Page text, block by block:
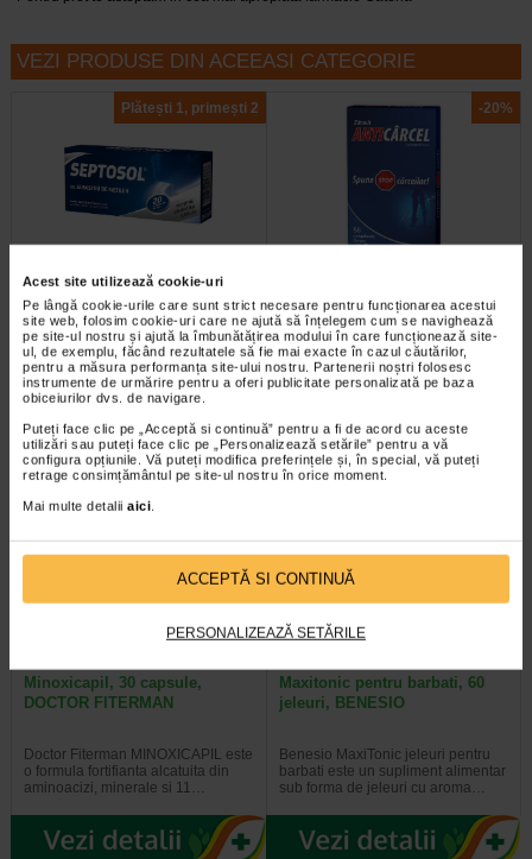
Acest site utilizează cookie-uri
Pe lângă cookie-urile care sunt strict necesare pentru funcționarea acestui
site web, folosim cookie-uri care ne ajută să înțelegem cum se navighează
pe site-ul nostru și ajută la îmbunătățirea modului în care funcționează site-
ul, de exemplu, făcând rezultatele să fie mai exacte în cazul căutărilor,
pentru a măsura performanța site-ului nostru. Partenerii noștri folosesc
instrumente de urmărire pentru a oferi publicitate personalizată pe baza
obiceiurilor dvs. de navigare.
Puteți face clic pe „Acceptă si continuă” pentru a fi de acord cu aceste
utilizări sau puteți face clic pe „Personalizează setările” pentru a vă
configura opțiunile. Vă puteți modifica preferințele și, în special, vă puteți
retrage consimțământul pe site-ul nostru în orice moment.
Mai multe detalii aici.
ACCEPTĂ SI CONTINUĂ
PERSONALIZEAZĂ SETĂRILE
VEZI PRODUSE DIN ACEEASI CATEGORIE
Plătești 1, primești 2
Septosol cu albastru de
metilen, 20 comprimate de…
Septosol cu albastru de metilen
este un supliment alimentar cu
albastru de metilen ce contribuie…
-20%
Zdrovit
Magneziul si vitamina B6 contribuie
la reducerea oboselii si extenuarii,
la metabolismul energetic normal…
Preț redus: 43.13 Lei
Minoxicapil, 30 capsule,
DOCTOR FITERMAN
Doctor Fiterman MINOXICAPIL este
o formula fortifianta alcatuita din
aminoacizi, minerale si 11…
Maxitonic pentru barbati, 60
jeleuri, BENESIO
Benesio MaxiTonic jeleuri pentru
barbati este un supliment alimentar
sub forma de jeleuri cu aroma…